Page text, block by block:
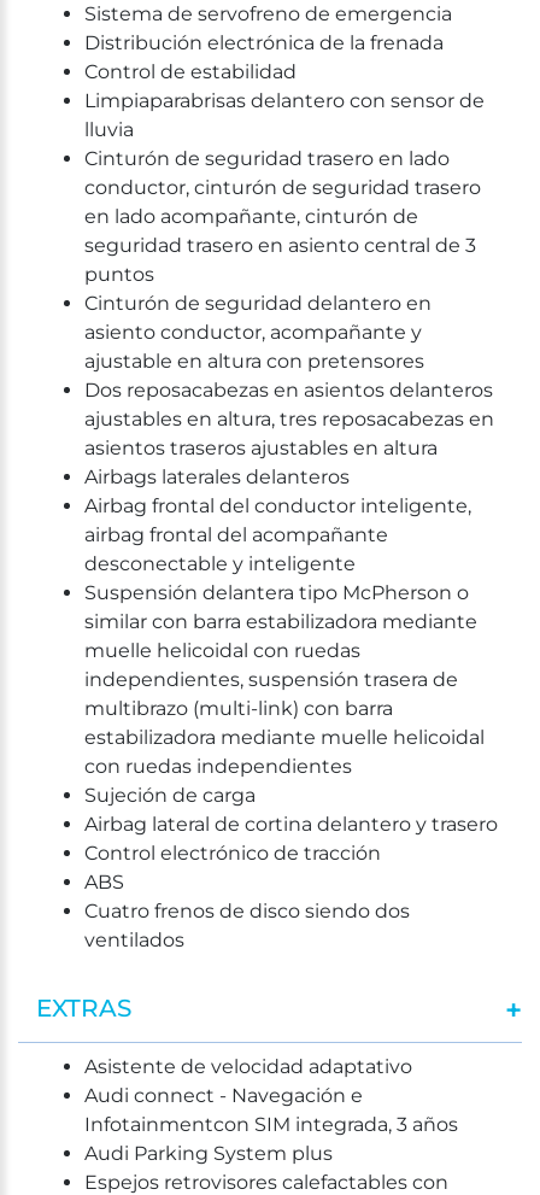
Sistema de servofreno de emergencia
Distribución electrónica de la frenada
Control de estabilidad
Limpiaparabrisas delantero con sensor de
lluvia
Cinturón de seguridad trasero en lado
conductor, cinturón de seguridad trasero
en lado acompañante, cinturón de
seguridad trasero en asiento central de 3
puntos
Cinturón de seguridad delantero en
asiento conductor, acompañante y
ajustable en altura con pretensores
Dos reposacabezas en asientos delanteros
ajustables en altura, tres reposacabezas en
asientos traseros ajustables en altura
Airbags laterales delanteros
Airbag frontal del conductor inteligente,
airbag frontal del acompañante
desconectable y inteligente
Suspensión delantera tipo McPherson o
similar con barra estabilizadora mediante
muelle helicoidal con ruedas
independientes, suspensión trasera de
multibrazo (multi-link) con barra
estabilizadora mediante muelle helicoidal
con ruedas independientes
Sujeción de carga
Airbag lateral de cortina delantero y trasero
Control electrónico de tracción
ABS
Cuatro frenos de disco siendo dos
ventilados
EXTRAS
Asistente de velocidad adaptativo
Audi connect - Navegación e
Infotainmentcon SIM integrada, 3 años
Audi Parking System plus
Espejos retrovisores calefactables con